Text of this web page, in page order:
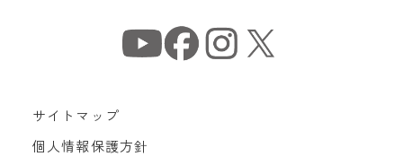
サイトマップ
個人情報保護方針